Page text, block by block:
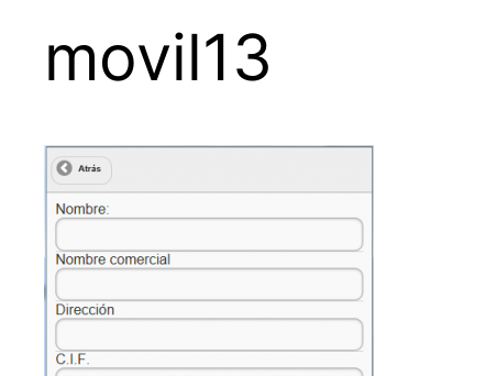
movil13